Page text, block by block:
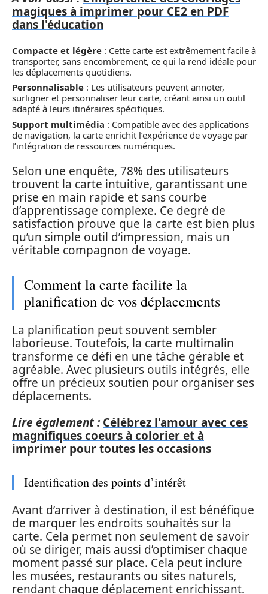
magiques à imprimer pour CE2 en PDF
dans l'éducation
Compacte et légère : Cette carte est extrêmement facile à
transporter, sans encombrement, ce qui la rend idéale pour
les déplacements quotidiens.
Personnalisable : Les utilisateurs peuvent annoter,
surligner et personnaliser leur carte, créant ainsi un outil
adapté à leurs itinéraires spécifiques.
Support multimédia : Compatible avec des applications
de navigation, la carte enrichit l’expérience de voyage par
l’intégration de ressources numériques.
Selon une enquête, 78% des utilisateurs
trouvent la carte intuitive, garantissant une
prise en main rapide et sans courbe
d’apprentissage complexe. Ce degré de
satisfaction prouve que la carte est bien plus
qu’un simple outil d’impression, mais un
véritable compagnon de voyage.
Comment la carte facilite la
planification de vos déplacements
La planification peut souvent sembler
laborieuse. Toutefois, la carte multimalin
transforme ce défi en une tâche gérable et
agréable. Avec plusieurs outils intégrés, elle
offre un précieux soutien pour organiser ses
déplacements.
Lire également : Célébrez l'amour avec ces
magnifiques coeurs à colorier et à
imprimer pour toutes les occasions
Identification des points d’intérêt
Avant d’arriver à destination, il est bénéfique
de marquer les endroits souhaités sur la
carte. Cela permet non seulement de savoir
où se diriger, mais aussi d’optimiser chaque
moment passé sur place. Cela peut inclure
les musées, restaurants ou sites naturels,
rendant chaque déplacement enrichissant.